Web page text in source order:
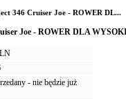
346 Cruiser Joe - ROWER DL...
Joe - ROWER DLA
- nie będzie już